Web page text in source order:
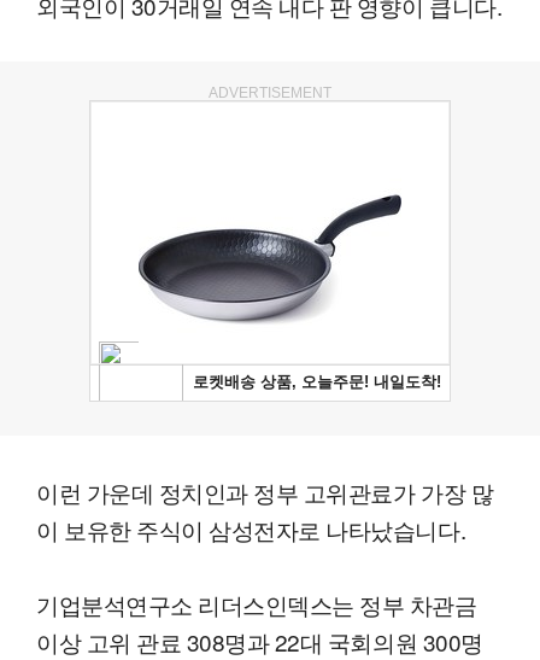
ADVERTISEMENT
이런 가운데 정치인과 정부 고위관료가 가장 많
이 보유한 주식이 삼성전자로 나타났습니다.
기업분석연구소 리더스인덱스는 정부 차관금
이상 고위 관료 308명과 22대 국회의원 300명